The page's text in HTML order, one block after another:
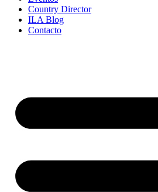
Country Director
ILA Blog
Contacto